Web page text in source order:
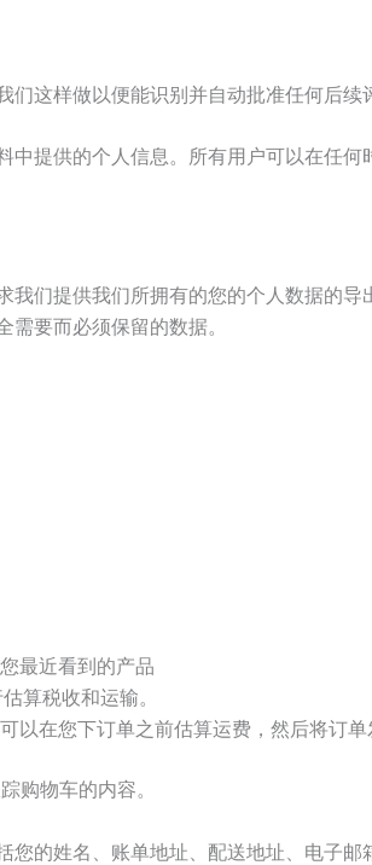
这样做以便能识别并自动批准任何后续
提供的个人信息。所有用户可以在任
们提供我们所拥有的您的个人数据的
要而必须保留的数据。
最近看到的产品
算税收和运输。
以在您下订单之前估算运费，然后将订单
购物车的内容。
您的姓名、账单地址、配送地址、电子